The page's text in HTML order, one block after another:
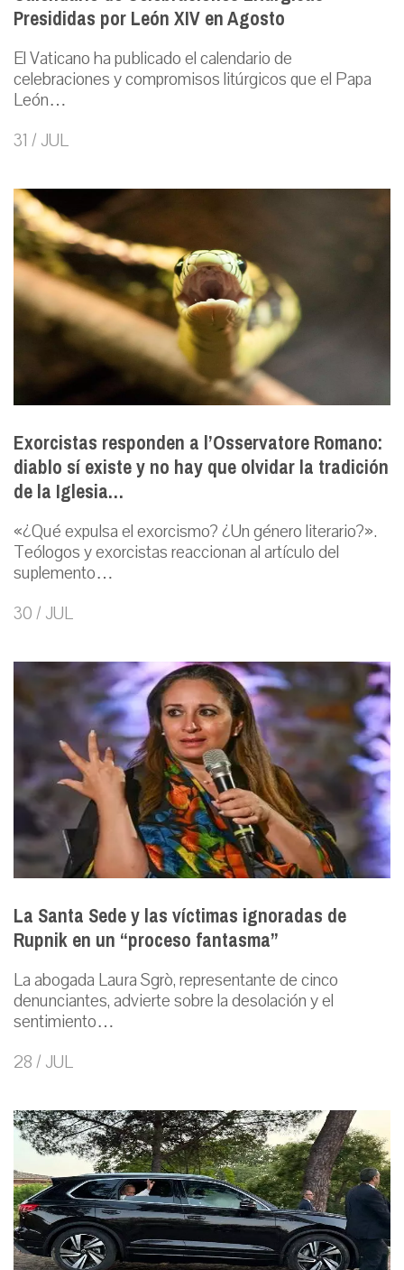
Presididas por León XIV en Agosto
El Vaticano ha publicado el calendario de
celebraciones y compromisos litúrgicos que el Papa
León…
31 / JUL
Exorcistas responden a l’Osservatore Romano:
diablo sí existe y no hay que olvidar la tradición
de la Iglesia…
«¿Qué expulsa el exorcismo? ¿Un género literario?».
Teólogos y exorcistas reaccionan al artículo del
suplemento…
30 / JUL
La Santa Sede y las víctimas ignoradas de
Rupnik en un “proceso fantasma”
La abogada Laura Sgrò, representante de cinco
denunciantes, advierte sobre la desolación y el
sentimiento…
28 / JUL